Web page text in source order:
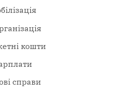
кошти
справи